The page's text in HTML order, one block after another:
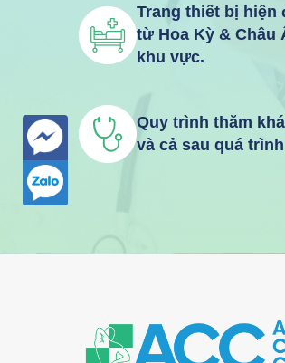
Trang thiết bị hiện
từ Hoa Kỳ & Châu
khu vực.
Quy trình thăm
và cả sau quá